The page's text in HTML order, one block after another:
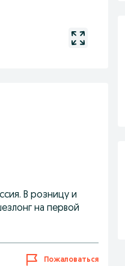
В розницу и
на первой
Пожаловаться